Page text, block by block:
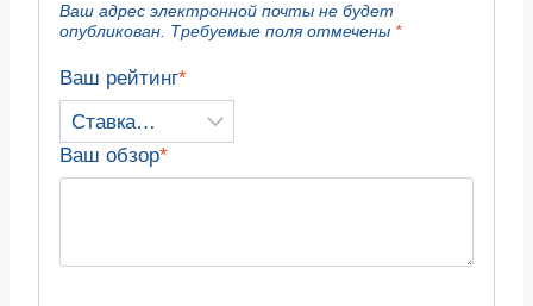
Ваш адрес электронной почты не будет
опубликован. Требуемые поля отмечены *
Ваш рейтинг*
Ваш обзор*